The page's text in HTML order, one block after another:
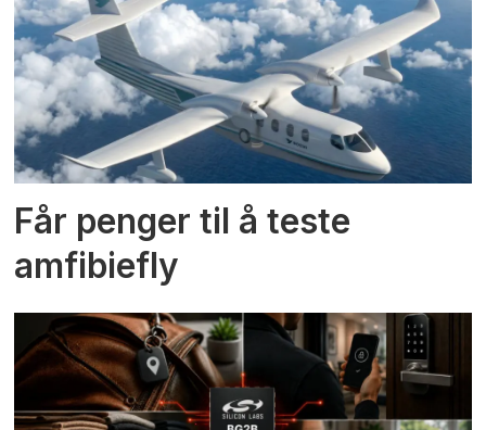
Får penger til å teste
amfibiefly